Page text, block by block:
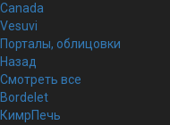
Canada
Vesuvi
Порталы, облицовки
Назад
Смотреть все
Bordelet
КимрПечь